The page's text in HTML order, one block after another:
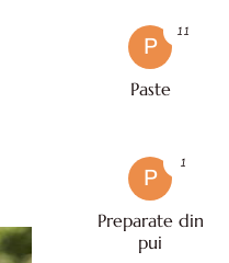
P
Paste
11
P
Preparate din
pui
1